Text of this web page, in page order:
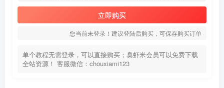
立即购买
您当前未登录！建议登陆后购买，可保存购买订单
单个教程无需登录，可以直接购买；臭虾米会员可以免费下载
全站资源！ 客服微信：chouxiami123